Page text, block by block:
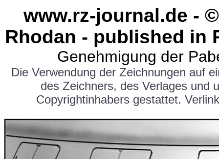
www.rz-journal.de -
Rhodan - published in
Genehmigung der
Die Verwendung der Zeichnungen auf
des Zeichners, des Verlages und
Copyrightinhabers gestattet.